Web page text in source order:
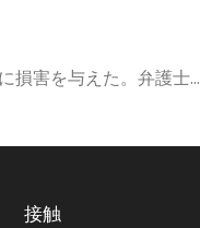
損害を与えた。弁護士が
接触